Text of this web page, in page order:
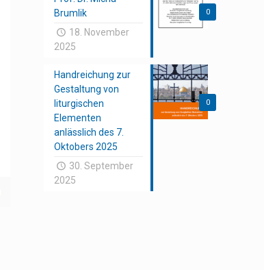
0
Brumlik
18. November
2025
0
Handreichung zur
Gestaltung von
liturgischen
Elementen
anlässlich des 7.
Oktobers 2025
30. September
2025